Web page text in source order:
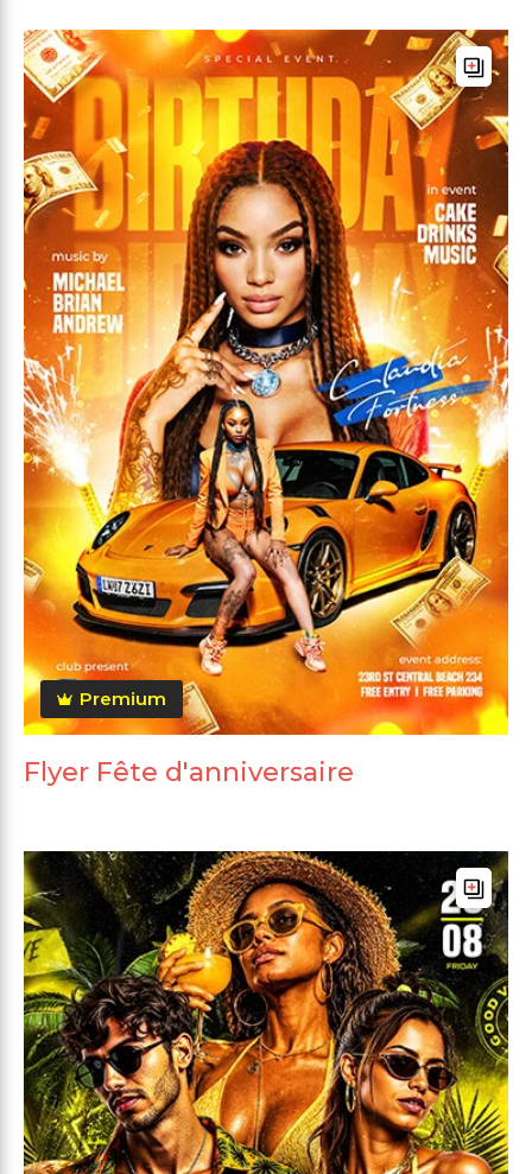
Premium
Flyer Fête d'anniversaire